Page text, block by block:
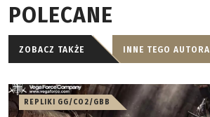
POLECANE
ZOBACZ TAKŻE INNE TEGO AUTORA
REPLIKI GG/CO2/GBB